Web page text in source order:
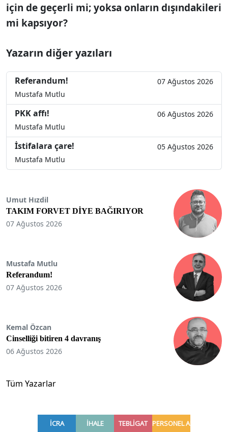
için de geçerli mi; yoksa onların dışındakileri
mi kapsıyor?
Yazarın diğer yazıları
Referandum!
07 Ağustos 2026
Mustafa Mutlu
PKK affı!
06 Ağustos 2026
Mustafa Mutlu
İstifalara çare!
05 Ağustos 2026
Mustafa Mutlu
Umut Hızdil
TAKIM FORVET DİYE BAĞIRIYOR
07 Ağustos 2026
Mustafa Mutlu
Referandum!
07 Ağustos 2026
Kemal Özcan
Cinselliği bitiren 4 davranış
06 Ağustos 2026
Tüm Yazarlar